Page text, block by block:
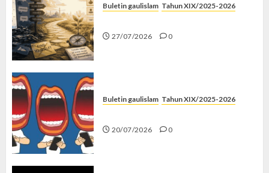
Buletin gaulislam Tahun XIX/2025-2026
27/07/2026 0
Buletin gaulislam Tahun XIX/2025-2026
20/07/2026 0